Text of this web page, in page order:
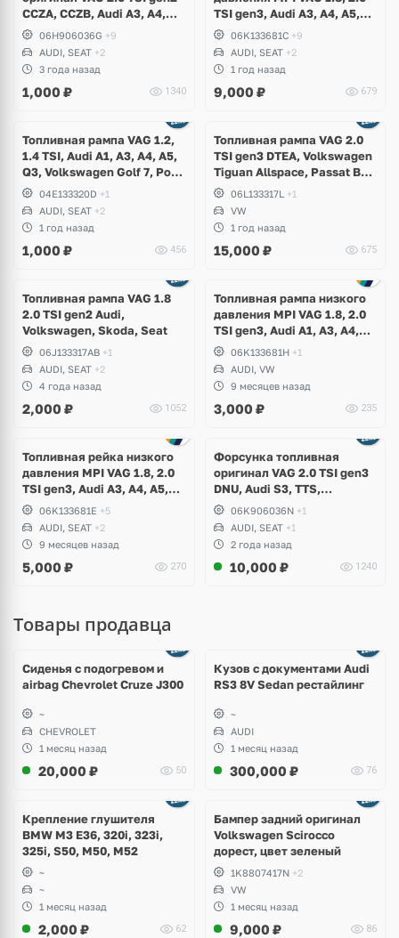
CCZA, CCZB, Audi A3, A4,
A5, A6, Q3, Q5, TT,
Volkswagen Golf 6 GTI,
Scirocco, Passat CC, B7
Alltrack, Tiguan, Skoda
Octavia A5 RS, Superb
06H906036G +9
AUDI, SEAT +2
3 года назад
1,000 ₽ 1340
TSI gen3, Audi A3, A4, A5,
A6, A7, Q3, Q5, Q7, TT,
Volkswagen Golf 7 R, GTI,
Passat B8, Tiguan 2, Skoda
Kodiaq, Karoq, Octavia A7,
Superb
06K133681C +9
AUDI, SEAT +2
1 год назад
9,000 ₽ 679
Топливная рампа VAG 1.2,
1.4 TSI, Audi A1, A3, A4, A5,
Q3, Volkswagen Golf 7, Polo,
Passat B8, Tiguan 2, Skoda
Kodiaq, Karoq, Octavia A7,
Superb, Yeti, Seat Leon
04E133320D +1
AUDI, SEAT +2
1 год назад
1,000 ₽ 456
Топливная рампа VAG 2.0
TSI gen3 DTEA, Volkswagen
Tiguan Allspace, Passat B8,
Beetle
06L133317L
+1
VW
1 год назад
15,000 ₽ 675
Топливная рампа VAG 1.8
2.0 TSI gen2 Audi,
Volkswagen, Skoda, Seat
06J133317AB +1
AUDI, SEAT +2
4 года назад
2,000 ₽ 1052
Топливная рампа низкого
давления MPI VAG 1.8, 2.0
TSI gen3, Audi A1, A3, A4,
A5, A6, A7, Q3, Q7, TT,
Volkswagen Golf 7, Passat
B8, Tiguan 2, T-Roc, Touareg
CR
06K133681H +1
AUDI, VW
9 месяцев назад
3,000 ₽ 235
Топливная рейка низкого
давления MPI VAG 1.8, 2.0
TSI gen3, Audi A3, A4, A5,
A6, A7, Q3, Q5, Q7, TT,
Volkswagen Golf 7, Touareg,
Tiguan, Passat B8, Skoda,
Karoq, Octavia A7, Kodiaq,
Seat Leon
06K133681E +5
AUDI, SEAT +2
9 месяцев назад
5,000 ₽ 270
Форсунка топливная
оригинал VAG 2.0 TSI gen3
DNU, Audi S3, TTS,
Volkswagen Golf R 7.5,
Arteon, Passat B8, T-Roc,
Seat Leon Cupra, Ateca
06K906036N +1
AUDI, SEAT +1
2 года назад
10,000 ₽ 1240
Товары продавца
Сиденья с подогревом и
airbag Chevrolet Cruze J300
~
CHEVROLET
1 месяц назад
20,000 ₽ 50
Кузов с документами Audi
RS3 8V Sedan рестайлинг
~
AUDI
1 месяц назад
300,000 ₽ 76
Крепление глушителя
BMW M3 E36, 320i, 323i,
325i, S50, M50, M52
~
~
1 месяц назад
2,000 ₽ 62
Бампер задний оригинал
Volkswagen Scirocco
дорест, цвет зеленый
1K8807417N +2
VW
1 месяц назад
9,000 ₽ 86